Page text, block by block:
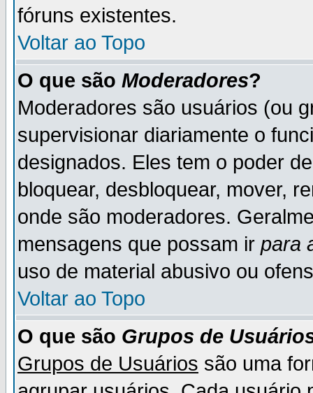
fóruns existentes.
Voltar ao Topo
O que são Moderadores?
Moderadores são usuários (ou
supervisionar diariamente o
designados. Eles tem o poder
bloquear, desbloquear, mover,
onde são moderadores.
mensagens que possam ir para
uso de material abusivo ou
Voltar ao Topo
O que são Grupos de
Grupos de Usuários são uma